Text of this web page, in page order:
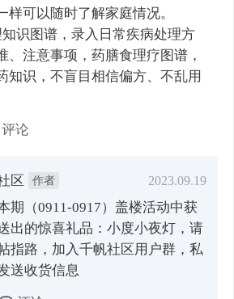
样可以随时了解家庭情况。
识图谱，录入日常疾病处理方
、注意事项，药膳食理疗图谱，
知识，不盲目相信偏方、不乱用
评论
区 作者 2023.09.19
期（0911-0917）盖楼活动中获
出的惊喜礼品：小度小夜灯，请
指路，加入千帆社区用户群，私
送收货信息